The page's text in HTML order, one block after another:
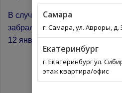
В случае если деталь пришла
забрали до 30 декабря вы
12 января.
Самара
г. Самара, ул. Авроры,
Екатеринбург
г. Екатеринбург ул.
этаж квартира/офис